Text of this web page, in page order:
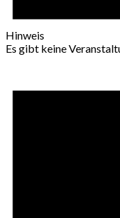
Hinweis
Es gibt keine